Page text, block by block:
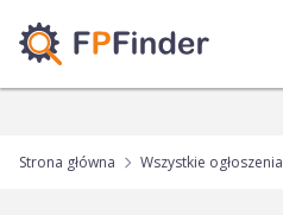
Strona główna Wszystkie ogłoszenia